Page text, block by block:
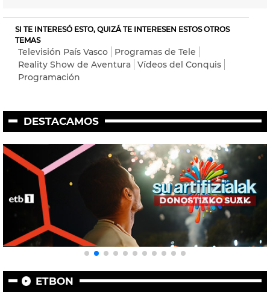
SI TE INTERESÓ ESTO, QUIZÁ TE INTERESEN ESTOS OTROS
TEMAS
Televisión País Vasco
Programas de Tele
Reality Show de Aventura
Vídeos del Conquis
Programación
DESTACAMOS
ETBON